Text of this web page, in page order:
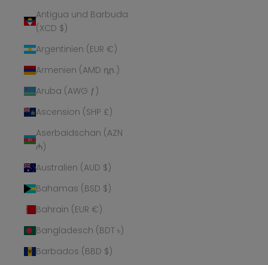
Antigua und Barbuda
(XCD $)
Argentinien (EUR €)
Armenien (AMD դր.)
Aruba (AWG ƒ)
Ascension (SHP £)
Aserbaidschan (AZN
₼)
Australien (AUD $)
Bahamas (BSD $)
Bahrain (EUR €)
Bangladesch (BDT ৳)
Barbados (BBD $)